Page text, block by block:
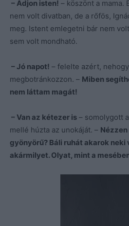
– Adjon isten! – köszönt a mama.
nem volt divatban, de a rőfös,
meg. Istent emlegetni bár nem
sem volt mondható.
– Jó napot! – felelte azért,
megbotránkozzon. – Miben
nem láttam magát!
– Van az kétezer is – somolygott
mellé húzta az unokáját. – Nézzen
gyönyörű? Báli ruhát akarok neki
akármilyet. Olyat, mint a